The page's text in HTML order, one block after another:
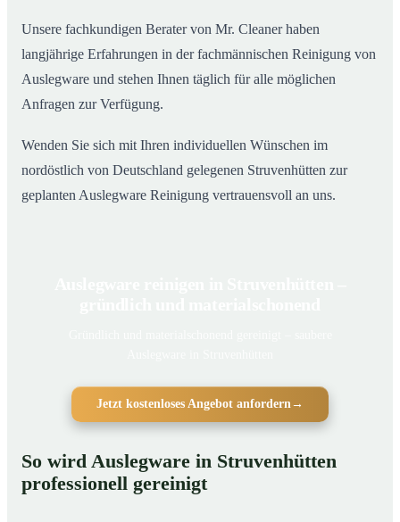
Unsere fachkundigen Berater von Mr. Cleaner haben
langjährige Erfahrungen in der fachmännischen Reinigung von
Auslegware und stehen Ihnen täglich für alle möglichen
Anfragen zur Verfügung.
Wenden Sie sich mit Ihren individuellen Wünschen im
nordöstlich von Deutschland gelegenen Struvenhütten zur
geplanten Auslegware Reinigung vertrauensvoll an uns.
Jetzt kostenloses Angebot anfordern→
So wird Auslegware in Struvenhütten
professionell gereinigt